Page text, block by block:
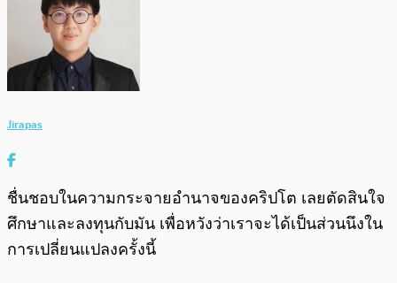
Jirapas
ชื่นชอบในความกระจายอำนาจของคริปโต เลยตัดสินใจ
ศึกษาและลงทุนกับมัน เพื่อหวังว่าเราจะได้เป็นส่วนนึงใน
การเปลี่ยนแปลงครั้งนี้